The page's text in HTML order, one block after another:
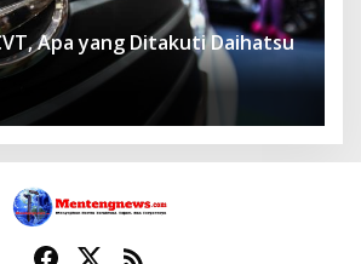
Apa yang Ditakuti Daihatsu